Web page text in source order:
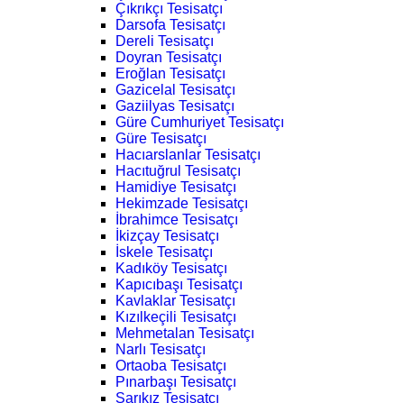
Çıkrıkçı Tesisatçı
Darsofa Tesisatçı
Dereli Tesisatçı
Doyran Tesisatçı
Eroğlan Tesisatçı
Gazicelal Tesisatçı
Gaziilyas Tesisatçı
Güre Cumhuriyet Tesisatçı
Güre Tesisatçı
Hacıarslanlar Tesisatçı
Hacıtuğrul Tesisatçı
Hamidiye Tesisatçı
Hekimzade Tesisatçı
İbrahimce Tesisatçı
İkizçay Tesisatçı
İskele Tesisatçı
Kadıköy Tesisatçı
Kapıcıbaşı Tesisatçı
Kavlaklar Tesisatçı
Kızılkeçili Tesisatçı
Mehmetalan Tesisatçı
Narlı Tesisatçı
Ortaoba Tesisatçı
Pınarbaşı Tesisatçı
Sarıkız Tesisatçı